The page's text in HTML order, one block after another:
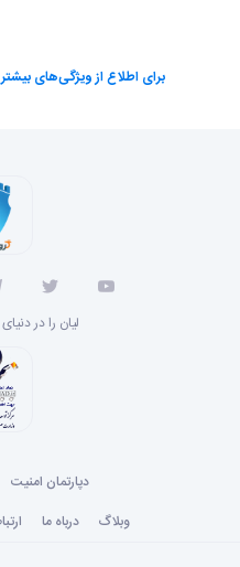
برای اطلاع از ویژگی‌های بیشتر Kerio Control اینجا کلیک کنید
دپارتمان امنیت
لیان را در
وبلاگ درباه ما